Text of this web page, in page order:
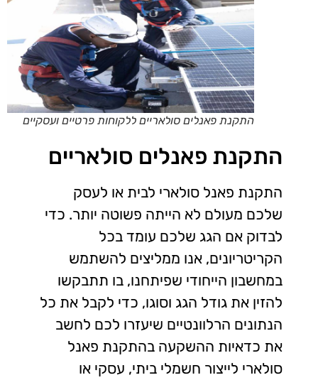
התקנת פאנלים סולאריים ללקוחות פרטיים ועסקיים
התקנת פאנלים סולאריים
התקנת פאנל סולארי לבית או לעסק
שלכם מעולם לא הייתה פשוטה יותר. כדי
לבדוק אם הגג שלכם עומד בכל
הקריטריונים, אנו ממליצים להשתמש
במחשבון הייחודי שפיתחנו, בו תתבקשו
להזין את גודל הגג וסוגו, כדי לקבל את כל
הנתונים הרלוונטיים שיעזרו לכם לחשב
את כדאיות ההשקעה בהתקנת פאנל
סולארי לייצור חשמלי ביתי, עסקי או